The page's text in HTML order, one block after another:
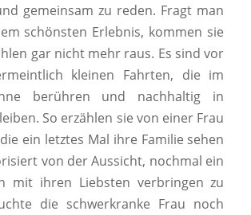
gemeinsam zu reden. Fragt man
schönsten Erlebnis, kommen sie
gar nicht mehr raus. Es sind vor
kleinen Fahrten, die im
berühren und nachhaltig in
So erzählen sie von einer Frau
ein letztes Mal ihre Familie sehen
von der Aussicht, nochmal ein
mit ihren Liebsten verbringen zu
die schwerkranke Frau noch